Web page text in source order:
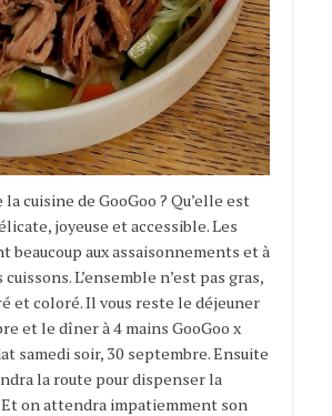
cuisine de GooGoo ? Qu’elle est
joyeuse et accessible. Les
beaucoup aux assaisonnements et à
L’ensemble n’est pas gras,
et coloré. Il vous reste le déjeuner
et le dîner à 4 mains GooGoo x
samedi soir, 30 septembre. Ensuite
la route pour dispenser la
on attendra impatiemment son